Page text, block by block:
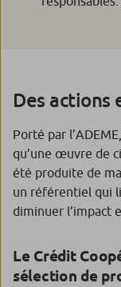
Des
Porté par
qu’une œuvre de
été produite de
un référentiel qui
diminuer l’impact
Le Crédit
sélection de